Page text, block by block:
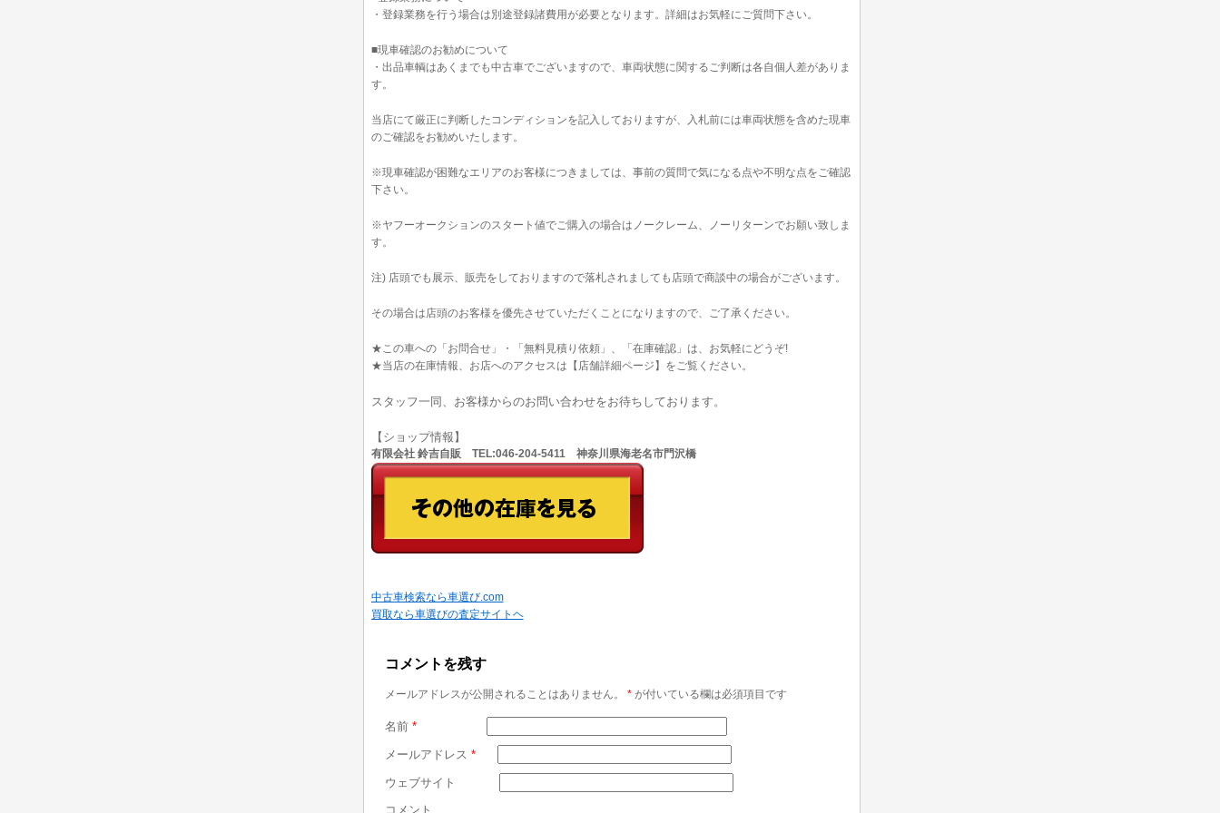
・登録業務を行う場合は別途登録諸費用が必要となります。詳細はお気軽にご質問下さい。
■現車確認のお勧めについて
・出品車輌はあくまでも中古車でございますので、車両状態に関するご判断は各自個人差がありま
す。
当店にて厳正に判断したコンディションを記入しておりますが、入札前には車両状態を含めた現車
のご確認をお勧めいたします。
※現車確認が困難なエリアのお客様につきましては、事前の質問で気になる点や不明な点をご確認
下さい。
※ヤフーオークションのスタート値でご購入の場合はノークレーム、ノーリターンでお願い致しま
す。
注) 店頭でも展示、販売をしておりますので落札されましても店頭で商談中の場合がございます。
その場合は店頭のお客様を優先させていただくことになりますので、ご了承ください。
★この車への「お問合せ」・「無料見積り依頼」、「在庫確認」は、お気軽にどうぞ!
★当店の在庫情報、お店へのアクセスは【店舗詳細ページ】をご覧ください。
スタッフ一同、お客様からのお問い合わせをお待ちしております。
【ショップ情報】
有限会社 鈴吉自販 TEL:046-204-5411 神奈川県海老名市門沢橋
中古車検索なら車選び.com
買取なら車選びの査定サイトヘ
コメントを残す
メールアドレスが公開されることはありません。 *が付いている欄は必須項目です
名前 *
メールアドレス *
ウェブサイト
コメント